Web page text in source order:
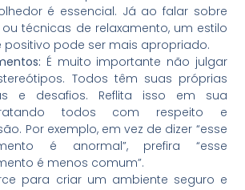
é essencial. Já ao falar sobre
técnicas de relaxamento, um estilo
positivo pode ser mais apropriado.
É muito importante não julgar
Todos têm suas próprias
e desafios. Reflita isso em sua
todos com respeito e
Por exemplo, em vez de dizer “esse
é anormal”, prefira “esse
é menos comum”.
para criar um ambiente seguro e